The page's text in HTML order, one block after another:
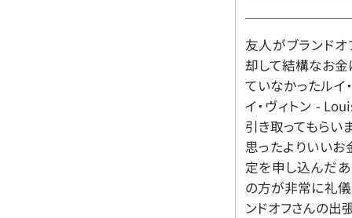
友人がブランド
却して結構なお金
ていなかったルイ
イ・ヴィトン -
引き取ってもらい
思ったよりいいお
定を申し込んだ
の方が非常に礼儀
ンドオフさんの出